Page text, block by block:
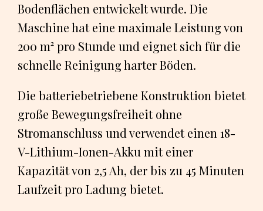
Bodenflächen entwickelt wurde. Die
Maschine hat eine maximale Leistung von
200 m² pro Stunde und eignet sich für die
schnelle Reinigung harter Böden.
Die batteriebetriebene Konstruktion bietet
große Bewegungsfreiheit ohne
Stromanschluss und verwendet einen 18-
V-Lithium-Ionen-Akku mit einer
Kapazität von 2,5 Ah, der bis zu 45 Minuten
Laufzeit pro Ladung bietet.